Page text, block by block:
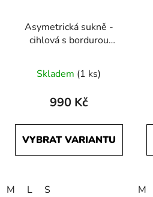
Asymetrická sukně -
cihlová s bordurou
Skladem (1 ks)
990 Kč
VYBRAT VARIANTU
M L S M